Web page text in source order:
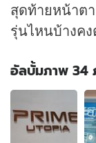
สุดท้ายหน้าต
รุ่นไหนบ้างค
อัลบั้มภาพ 34
อัลบั้ม
ภาพ
34